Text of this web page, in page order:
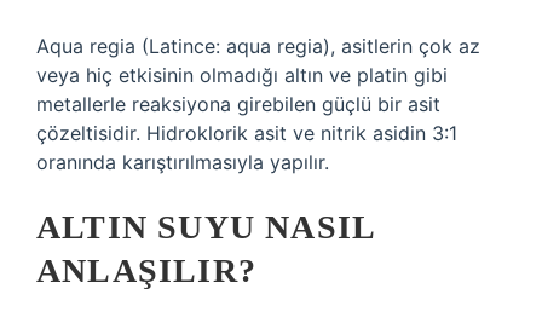
Aqua regia (Latince: aqua regia), asitlerin çok az
veya hiç etkisinin olmadığı altın ve platin gibi
metallerle reaksiyona girebilen güçlü bir asit
çözeltisidir. Hidroklorik asit ve nitrik asidin 3:1
oranında karıştırılmasıyla yapılır.
ALTIN SUYU NASIL
ANLAŞILIR?